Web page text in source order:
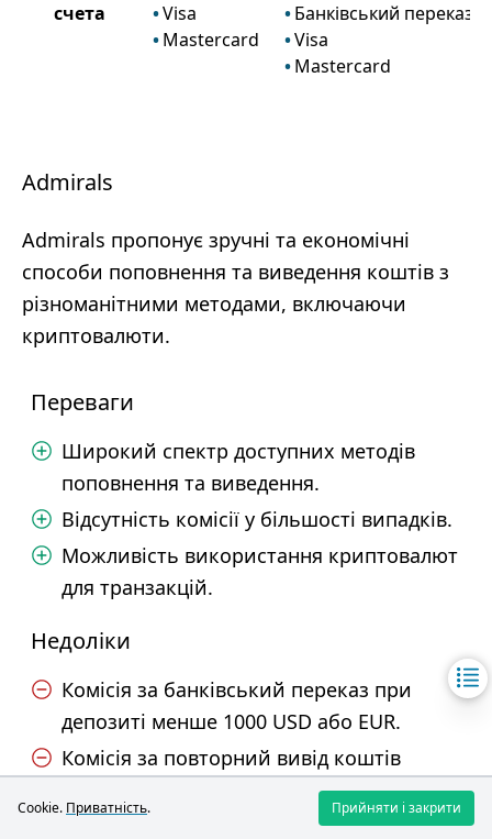
счета
Visa
Mastercard
Банківський переказ
Visa
Mastercard
Admirals
Admirals пропонує зручні та економічні
способи поповнення та виведення коштів з
різноманітними методами, включаючи
криптовалюти.
Переваги
Широкий спектр доступних методів
поповнення та виведення.
Відсутність комісії у більшості випадків.
Можливість використання криптовалют
для транзакцій.
Недоліки
Комісія за банківський переказ при
депозиті менше 1000 USD або EUR.
Комісія за повторний вивід коштів
Cookie. Приватність. Прийняти і закрити